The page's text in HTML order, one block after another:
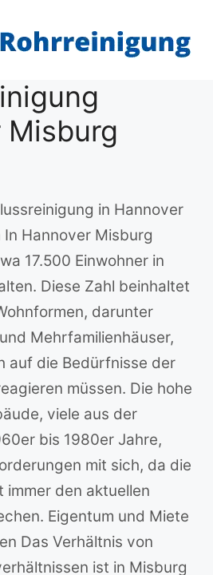
Misburg
in Hannover
Hannover Misburg
17.500 Einwohner in
Diese Zahl beinhaltet
darunter
Mehrfamilienhäuser,
auf die Bedürfnisse der
müssen. Die hohe
viele aus der
bis 1980er Jahre,
mit sich, da die
immer den aktuellen
Eigentum und Miete
Das Verhältnis von
ist in Misburg